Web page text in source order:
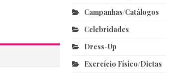
Campanhas/catálogos
Celebridades
Dress-Up
Exercício Físico/dietas